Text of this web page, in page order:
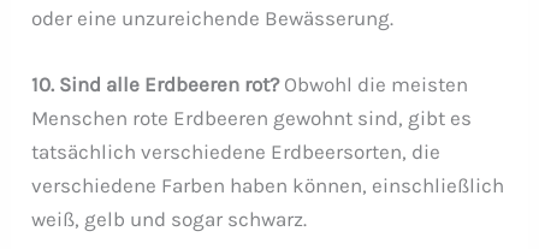
oder eine unzureichende Bewässerung.
10. Sind alle Erdbeeren rot? Obwohl die meisten
Menschen rote Erdbeeren gewohnt sind, gibt es
tatsächlich verschiedene Erdbeersorten, die
verschiedene Farben haben können, einschließlich
weiß, gelb und sogar schwarz.